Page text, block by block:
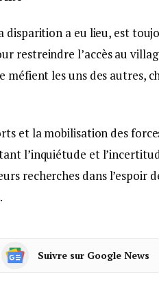
disparition a eu lieu, est
restreindre l’accès au
méfient les uns des autres,
et la mobilisation des
l’inquiétude et
recherches dans l’espoir
Suivre sur Google News